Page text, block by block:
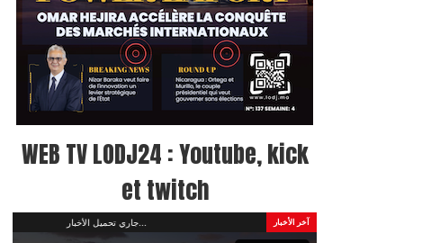
WEB TV LODJ24 : Youtube, kick
et twitch
آخر الأخبار